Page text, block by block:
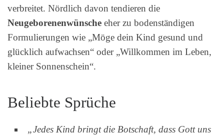
verbreitet. Nördlich davon tendieren die
Neugeborenenwünsche eher zu bodenständigen
Formulierungen wie „Möge dein Kind gesund und
glücklich aufwachsen“ oder „Willkommen im Leben,
kleiner Sonnenschein“.
Beliebte Sprüche
„Jedes Kind bringt die Botschaft, dass Gott uns